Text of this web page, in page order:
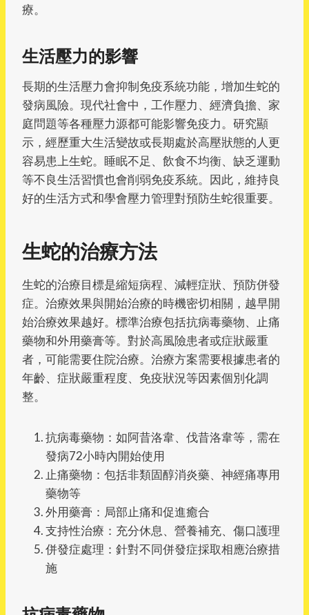
療。
生活壓力的影響
長期的生活壓力會抑制免疫系統功能，增加生蛇的
發病風險。現代社會中，工作壓力、經濟負擔、家
庭問題等各種壓力源都可能影響免疫力。研究顯
示，經歷重大生活變故或長期處於高壓狀態的人更
容易患上生蛇。睡眠不足、飲食不均衡、缺乏運動
等不良生活習慣也會削弱免疫系統。因此，維持良
好的生活方式和學會壓力管理對預防生蛇很重要。
生蛇的治療方法
生蛇的治療目標是縮短病程、減輕症狀、預防併發
症。治療效果與開始治療的時機密切相關，越早開
始治療效果越好。標準治療包括抗病毒藥物、止痛
藥物和外用藥膏等。對於高風險患者或症狀嚴重
者，可能需要住院治療。治療方案需要根據患者的
年齡、症狀嚴重程度、免疫狀況等因素個別化調
整。
抗病毒藥物：如阿昔洛韋、伐昔洛韋等，需在
發病72小時內開始使用
止痛藥物：包括非類固醇消炎藥、神經痛專用
藥物等
外用藥膏：局部止痛和促進癒合
支持性治療：充分休息、營養補充、傷口護理
併發症處理：針對不同併發症採取相應治療措
施